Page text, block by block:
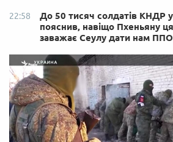
22:58
До 50 тисяч солдатів КНДР у
пояснив, навіщо Пхеньяну
заважає Сеулу дати нам ППО